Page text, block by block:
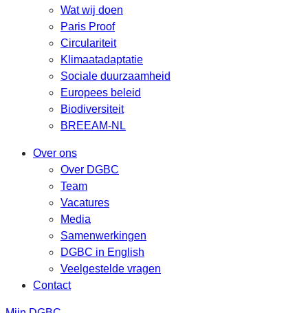
Wat wij doen
Paris Proof
Circulariteit
Klimaatadaptatie
Sociale duurzaamheid
Europees beleid
Biodiversiteit
BREEAM-NL
Over ons
Over DGBC
Team
Vacatures
Media
Samenwerkingen
DGBC in English
Veelgestelde vragen
Contact